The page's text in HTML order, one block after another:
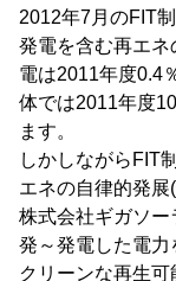
2012年7月のFIT
発電を含む再エ
電は2011年度0.4
体では2011年度
ます。
しかしながらFIT
エネの自律的発展
株式会社ギガソー
発～発電した電力
クリーンな再生